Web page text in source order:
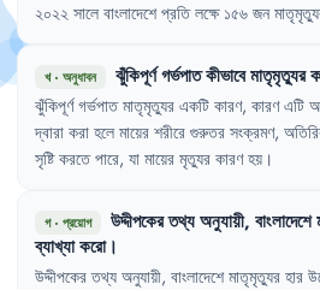
২০২২ সালে বাংলাদেশে প্রতি লক্ষে ১৫৬ জন
খ· অনুধাবন ঝুঁকিপূর্ণগর্ভপাতকীভাবেমাতৃমৃত্যুর
ঝুঁকিপূর্ণ গর্ভপাত মাতৃমৃত্যুর একটি কারণ, কারণ এটি
দ্বারা করা হলে মায়ের শরীরে গুরুতর সংক্রমণ,
সৃষ্টি করতে পারে, যা মায়ের মৃত্যুর কারণ হয় ।
গ· প্রয়োগ উদ্দীপকেরতথ্যঅনুযায়ী, বাংলাদেশে
ব্যাখ্যাকরো।
উদ্দীপকের তথ্য অনুযায়ী, বাংলাদেশে মাতৃমৃত্যুর হার